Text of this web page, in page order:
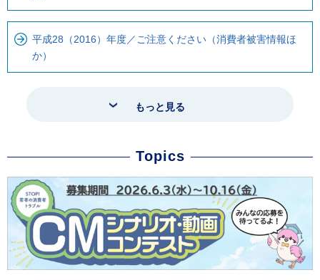
平成28（2016）年度／ご注意ください（消費者被害情報ほ
か）
もっと見る
Topics